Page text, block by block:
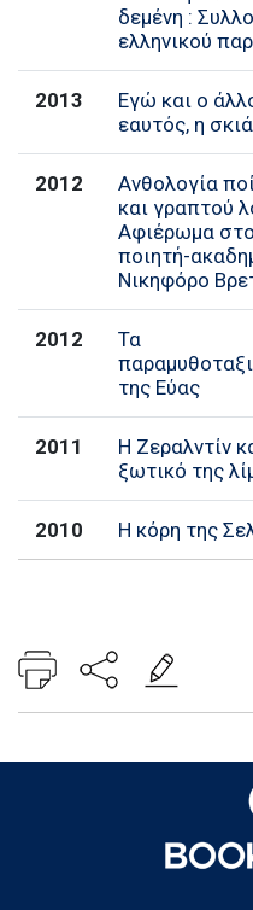
δεμένη :
ελληνικού
2013
Εγώ και ο
εαυτός, η
2012
Ανθολογία
και γραπτού
Αφιέρωμα
ποιητή-
Νικηφόρο
2012
Τα
της Εύας
2011
Η Ζεραλντίν
ξωτικό της
2010 Η κόρη της